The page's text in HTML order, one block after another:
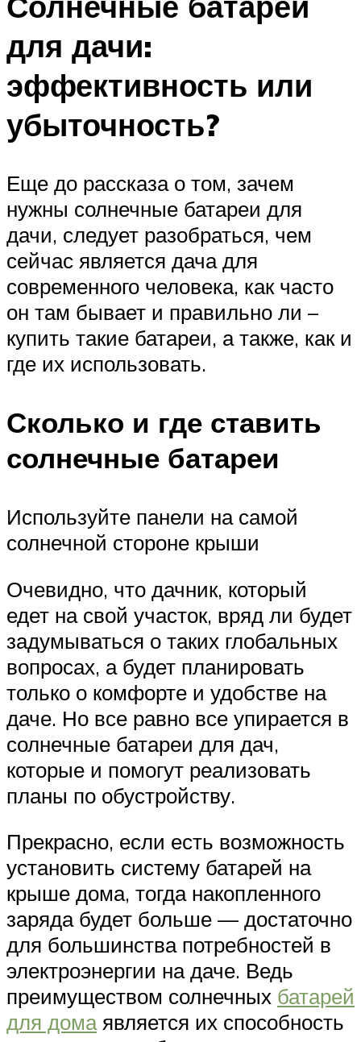
для дачи:
эффективность или
убыточность?
Еще до рассказа о том, зачем
нужны солнечные батареи для
дачи, следует разобраться, чем
сейчас является дача для
современного человека, как часто
он там бывает и правильно ли –
купить такие батареи, а также, как и
где их использовать.
Сколько и где ставить
солнечные батареи
Используйте панели на самой
солнечной стороне крыши
Очевидно, что дачник, который
едет на свой участок, вряд ли будет
задумываться о таких глобальных
вопросах, а будет планировать
только о комфорте и удобстве на
даче. Но все равно все упирается в
солнечные батареи для дач,
которые и помогут реализовать
планы по обустройству.
Прекрасно, если есть возможность
установить систему батарей на
крыше дома, тогда накопленного
заряда будет больше — достаточно
для большинства потребностей в
электроэнергии на даче. Ведь
преимуществом солнечных батарей
для домаявляется их способность